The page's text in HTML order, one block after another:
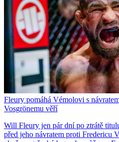
Fleury pomáhá Vémolovi s
Vosgrönemu věří
Will Fleury jen pár dní po ztrátě
před jeho návratem proti Fredericu